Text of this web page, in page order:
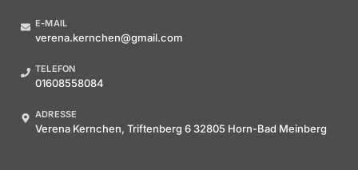
E-MAIL
verena.kernchen@gmail.com
TELEFON
01608558084
ADRESSE
Verena Kernchen, Triftenberg 6 32805 Horn-Bad Meinberg